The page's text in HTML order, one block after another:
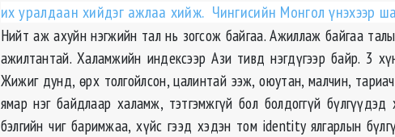
их уралдаан хийдэг ажлаа хийж. Чингисийн Монгол үнэхээр
Нийт аж ахуйн нэгжийн тал нь зогсож байгаа. Ажиллаж байгаа
ажилтантай. Халамжийн индексээр Ази тивд нэгдүгээр байр. 3
Жижиг дунд, өрх толгойлсон, цалинтай ээж, оюутан, малчин,
ямар нэг байдлаар халамж, тэтгэмжгүй бол болдоггүй
бэлгийн чиг баримжаа, хүйс гээд хэдэн том identity ялгарлын